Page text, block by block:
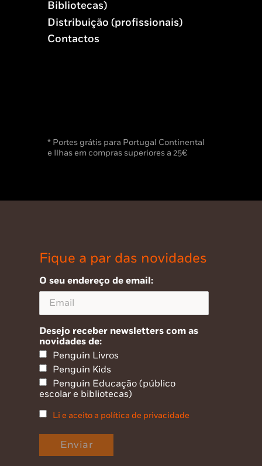
Bibliotecas)
Distribuição (profissionais)
Contactos
* Portes grátis para Portugal Continental
e Ilhas em compras superiores a 25€
Fique a par das novidades
O seu endereço de email:
Desejo receber newsletters com as
novidades de:
Penguin Livros
Penguin Kids
Penguin Educação (público
escolar e bibliotecas)
Li e aceito a política de privacidade